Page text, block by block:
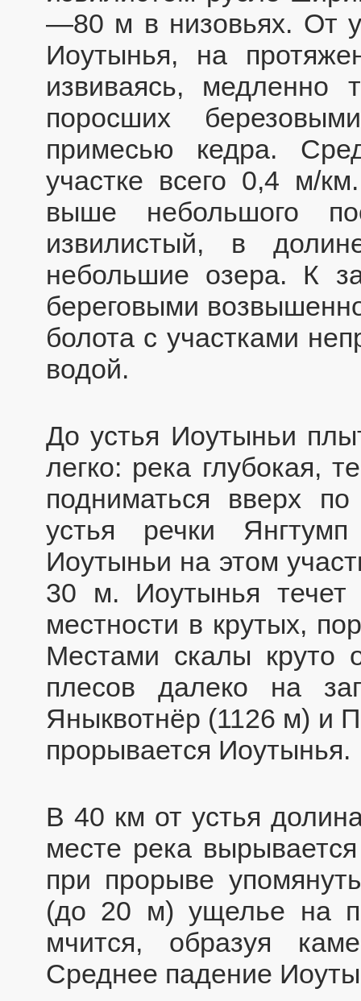
—80 м в низовьях. От
Иоутынья, на
извиваясь, медленно
поросших
примесью кедра.
участке всего 0,4 м/
выше небольшого
извилистый, в
небольшие озера. К
береговыми
болота с участками
водой.
До устья Иоутыньи
легко: река глубокая,
подниматься вверх
устья речки
Иоутыньи на этом
30 м. Иоутынья течет
местности в крутых,
Местами скалы круто
плесов далеко на
Яныквотнёр (1126 м) и
прорывается Иоутынья.
В 40 км от устья
месте река
при прорыве
(до 20 м) ущелье на
мчится, образуя
Среднее падение